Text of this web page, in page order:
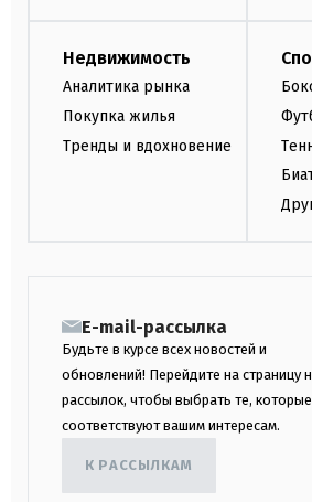
Недвижимость
Аналитика рынка
Покупка жилья
Тренды и вдохновение
E-mail-рассылка
Будьте в курсе всех новостей и
обновлений! Перейдите на страницу
рассылок, чтобы выбрать те, которые
соответствуют вашим интересам.
К РАССЫЛКАМ